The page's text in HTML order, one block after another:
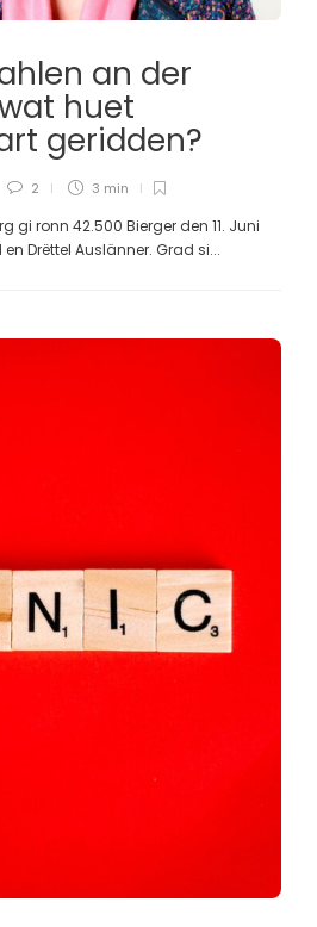
an der
huet
geridden?
2 3 min
gi ronn 42.500 Bierger den 11. Juni
Drëttel Auslänner. Grad si...